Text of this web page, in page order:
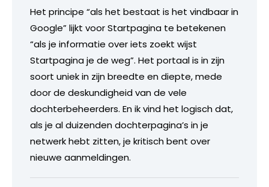
Het principe “als het bestaat is het vindbaar in
Google” lijkt voor Startpagina te betekenen
“als je informatie over iets zoekt wijst
Startpagina je de weg”. Het portaal is in zijn
soort uniek in zijn breedte en diepte, mede
door de deskundigheid van de vele
dochterbeheerders. En ik vind het logisch dat,
als je al duizenden dochterpagina’s in je
netwerk hebt zitten, je kritisch bent over
nieuwe aanmeldingen.